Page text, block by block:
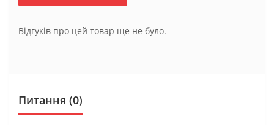
Відгуків про цей товар ще не було.
Питання (0)